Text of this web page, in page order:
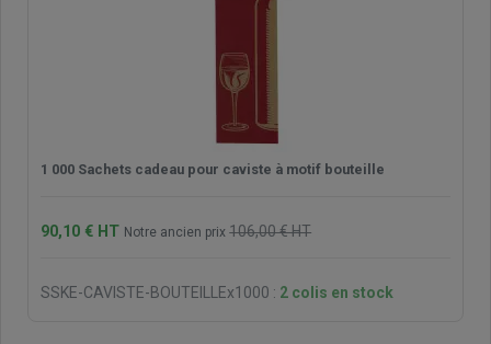
1 000 Sachets cadeau pour caviste à motif bouteille
90,10 € HT Notre ancien prix106,00 € HT
SSKE-CAVISTE-BOUTEILLEx1000 : 2 colis en stock